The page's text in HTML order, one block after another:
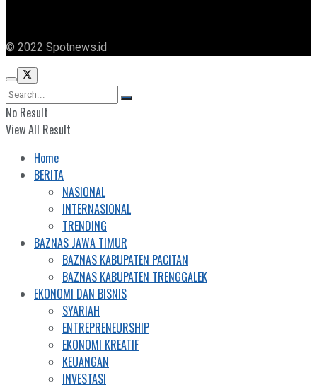
© 2022 Spotnews.id
No Result
View All Result
Home
BERITA
NASIONAL
INTERNASIONAL
TRENDING
BAZNAS JAWA TIMUR
BAZNAS KABUPATEN PACITAN
BAZNAS KABUPATEN TRENGGALEK
EKONOMI DAN BISNIS
SYARIAH
ENTREPRENEURSHIP
EKONOMI KREATIF
KEUANGAN
INVESTASI